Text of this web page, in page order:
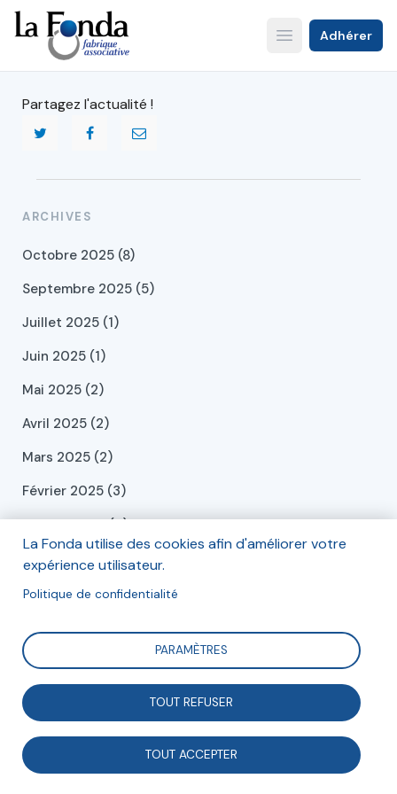
Aller
au
contenu
principal
Open main menu
Adhérer
Partagez l'actualité !
ARCHIVES
Octobre 2025 (8)
Septembre 2025 (5)
Juillet 2025 (1)
Juin 2025 (1)
Mai 2025 (2)
Avril 2025 (2)
Mars 2025 (2)
Février 2025 (3)
Janvier 2025 (4)
Décembre 2024 (6)
Novembre 2024 (1)
Septembre 2024 (2)
Juillet 2024 (2)
Juin 2024 (2)
Mai 2024 (2)
La Fonda utilise des cookies afin d'améliorer votre
expérience utilisateur.
Politique de confidentialité
PARAMÈTRES
TOUT REFUSER
TOUT ACCEPTER